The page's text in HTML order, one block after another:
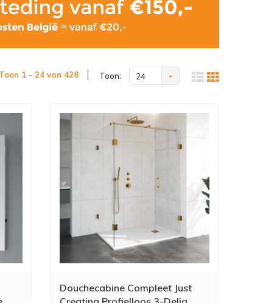
Toon 1 - 24 van 428 Toon: 24
Douchecabine Compleet Just